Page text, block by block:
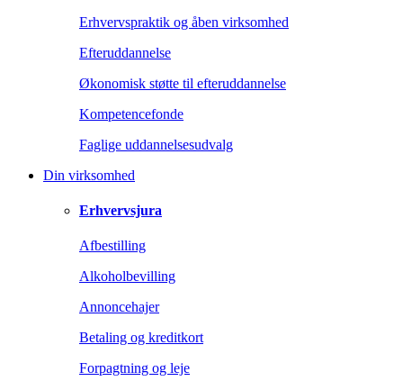
Erhvervspraktik og åben virksomhed
Efteruddannelse
Økonomisk støtte til efteruddannelse
Kompetencefonde
Faglige uddannelsesudvalg
Din virksomhed
Erhvervsjura
Afbestilling
Alkoholbevilling
Annoncehajer
Betaling og kreditkort
Forpagtning og leje